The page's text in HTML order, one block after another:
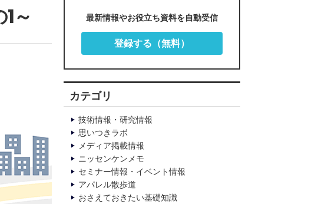
～ 最新情報やお役立ち資料を自動受信
登録する（無料）
カテゴリ
技術情報・研究情報
思いつきラボ
メディア掲載情報
ニッセンケンメモ
セミナー情報・イベント情報
アパレル散歩道
おさえておきたい基礎知識